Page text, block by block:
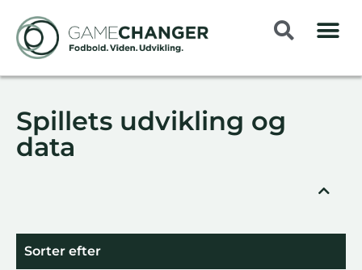
Spillets udvikling og
data
Sorter efter